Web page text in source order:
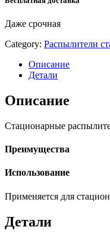
Даже срочная
Category: Распылители
Описание
Детали
Описание
Стационарные
Преимущества
Использование
Применяется для
Детали